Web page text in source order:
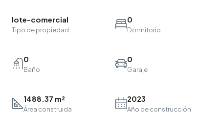
lote-comercial
Tipo de propiedad
0
Dormitorio
0
Baño
0
Garaje
1488.37 m²
Área construida
2023
Año de construcción